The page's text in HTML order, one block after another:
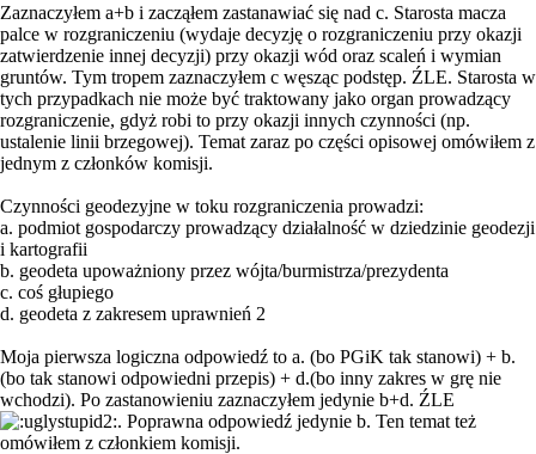
Zaznaczyłem a+b i zacząłem zastanawiać się nad c. Starosta macza
palce w rozgraniczeniu (wydaje decyzję o rozgraniczeniu przy okazji
zatwierdzenie innej decyzji) przy okazji wód oraz scaleń i wymian
gruntów. Tym tropem zaznaczyłem c węsząc podstęp. ŹLE. Starosta w
tych przypadkach nie może być traktowany jako organ prowadzący
rozgraniczenie, gdyż robi to przy okazji innych czynności (np.
ustalenie linii brzegowej). Temat zaraz po części opisowej omówiłem z
jednym z członków komisji.
Czynności geodezyjne w toku rozgraniczenia prowadzi:
a. podmiot gospodarczy prowadzący działalność w dziedzinie geodezji
i kartografii
b. geodeta upoważniony przez wójta/burmistrza/prezydenta
c. coś głupiego
d. geodeta z zakresem uprawnień 2
Moja pierwsza logiczna odpowiedź to a. (bo PGiK tak stanowi) + b.
(bo tak stanowi odpowiedni przepis) + d.(bo inny zakres w grę nie
wchodzi). Po zastanowieniu zaznaczyłem jedynie b+d. ŹLE
. Poprawna odpowiedź jedynie b. Ten temat też
omówiłem z członkiem komisji.